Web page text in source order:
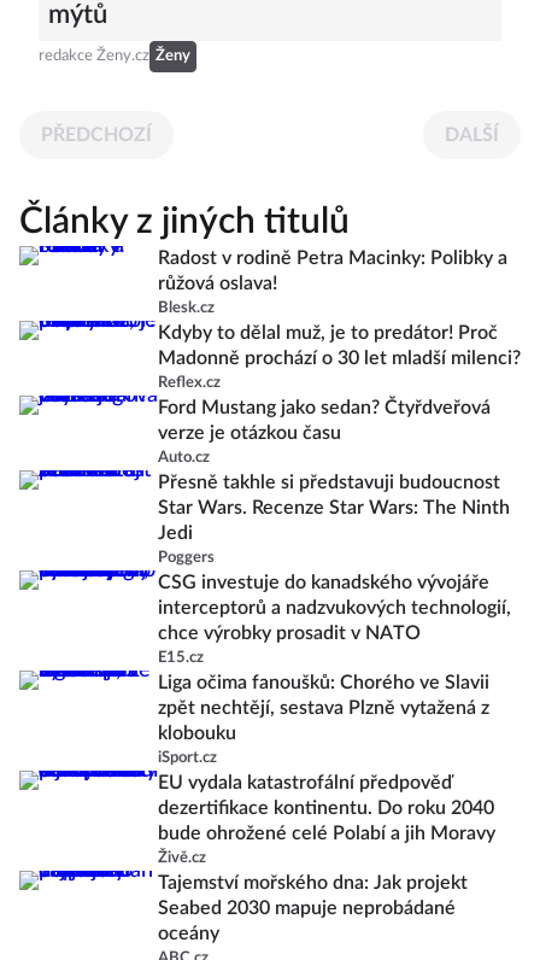
mýtů
redakce Ženy.cz Ženy
PŘEDCHOZÍ DALŠÍ
Články z jiných titulů
Radost v rodině Petra Macinky: Polibky a
růžová oslava!
Blesk.cz
Kdyby to dělal muž, je to predátor! Proč
Madonně prochází o 30 let mladší milenci?
Reflex.cz
Ford Mustang jako sedan? Čtyřdveřová
verze je otázkou času
Auto.cz
Přesně takhle si představuji budoucnost
Star Wars. Recenze Star Wars: The Ninth
Jedi
Poggers
CSG investuje do kanadského vývojáře
interceptorů a nadzvukových technologií,
chce výrobky prosadit v NATO
E15.cz
Liga očima fanoušků: Chorého ve Slavii
zpět nechtějí, sestava Plzně vytažená z
klobouku
iSport.cz
EU vydala katastrofální předpověď
dezertifikace kontinentu. Do roku 2040
bude ohrožené celé Polabí a jih Moravy
Živě.cz
Tajemství mořského dna: Jak projekt
Seabed 2030 mapuje neprobádané
oceány